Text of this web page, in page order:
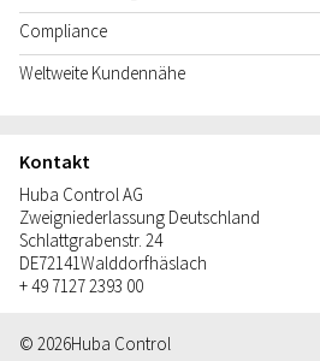
Compliance
Weltweite Kundennähe
Kontakt
Huba Control AG
Zweigniederlassung Deutschland
Schlattgrabenstr. 24
DE72141Walddorfhäslach
+ 49 7127 2393 00
© 2026Huba Control